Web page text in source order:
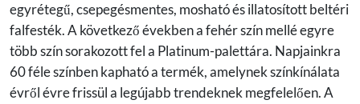
egyrétegű, csepegésmentes, mosható és illatosított beltéri
falfesték. A következő években a fehér szín mellé egyre
több szín sorakozott fel a Platinum-palettára. Napjainkra
60 féle színben kapható a termék, amelynek színkínálata
évről évre frissül a legújabb trendeknek megfelelően. A